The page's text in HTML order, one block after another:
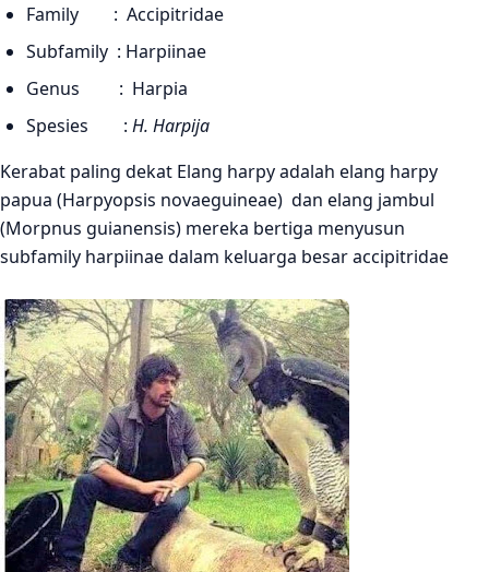
Family : Accipitridae
Subfamily : Harpiinae
Genus : Harpia
Spesies : H. Harpija
Kerabat paling dekat Elang harpy adalah elang harpy
papua (Harpyopsis novaeguineae) dan elang jambul
(Morpnus guianensis) mereka bertiga menyusun
subfamily harpiinae dalam keluarga besar accipitridae